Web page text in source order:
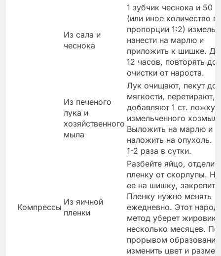
Из сала и
чеснока
1 зубчик чеснока и 50 г
(или иное количество в
пропорции 1:2)
нанести на марлю и
приложить к шишке.
12 часов, повторять до
очистки от нароста.
Из печеного
лука и
хозяйственного
мыла
Лук очищают, пекут до
мягкости, перетирают,
добавляют 1 ст. ложку
измельченного
Выложить на марлю и
наложить на опухоль.
1-2 раза в сутки.
Компрессы
Из яичной
пленки
Разбейте яйцо,
пленку от скорлупы.
ее на шишку,
Пленку нужно менять
ежедневно. Этот
метод уберет жировик
несколько месяцев.
прорывом
изменить цвет и